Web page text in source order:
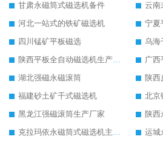
甘肃永磁筒式磁选机备件
云南
河北一站式的铁矿磁选机
宁夏
四川锰矿平板磁选
乌海
陕西平板全自动磁选机生产厂家
广西
湖北强磁永磁滚筒
陕西
福建砂土矿干式磁选机
北京
黑龙江强磁滚筒生产厂家
陕西
克拉玛依永磁筒式磁选机主要技术参数
运城